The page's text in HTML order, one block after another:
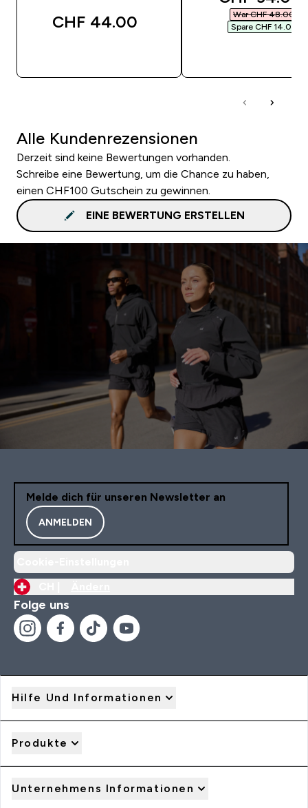
CHF 44.00‎
War CHF 48.00‎
Spare CHF 14.00‎
Alle Kundenrezensionen
Derzeit sind keine Bewertungen vorhanden.
Schreibe eine Bewertung, um die Chance zu haben,
einen CHF100 Gutschein zu gewinnen.
EINE BEWERTUNG ERSTELLEN
Melde dich für unseren Newsletter an
ANMELDEN
Folge uns
Hilfe Und Informationen
Produkte
Unternehmens Informationen